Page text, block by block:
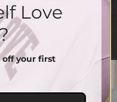
Love
off your first